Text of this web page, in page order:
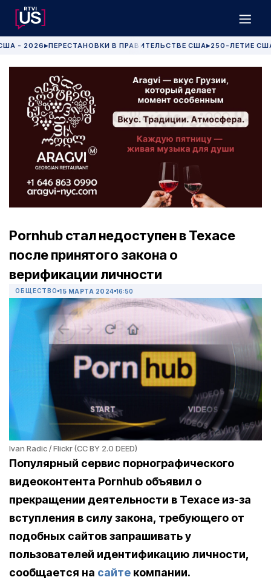
- 2026 ▶ПЕРЕСТАНОВКИ В ПРАВИТЕЛЬСТВЕ США▶250-ЛЕТИЕ
Pornhub стал недоступен в Техасе
после принятого закона о
верификации личности
ОБЩЕСТВО 15 МАРТА 2024 16:50
Ivan Radic / Flickr (CC BY 2.0 DEED)
Популярный сервис порнографического
видеоконтента Pornhub объявил о
прекращении деятельности в Техасе из-за
вступления в силу закона, требующего от
подобных сайтов запрашиватьу
пользователей идентификацию личности,
сообщается на сайте компании.